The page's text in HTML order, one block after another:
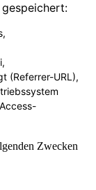
(Referrer-URL),
Zwecken